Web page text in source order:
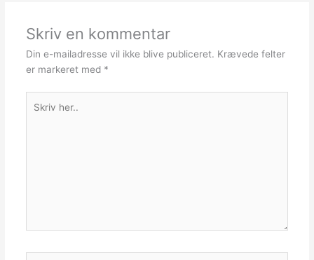
Skriv en kommentar
Din e-mailadresse vil ikke blive publiceret. Krævede felter
er markeret med *
her..